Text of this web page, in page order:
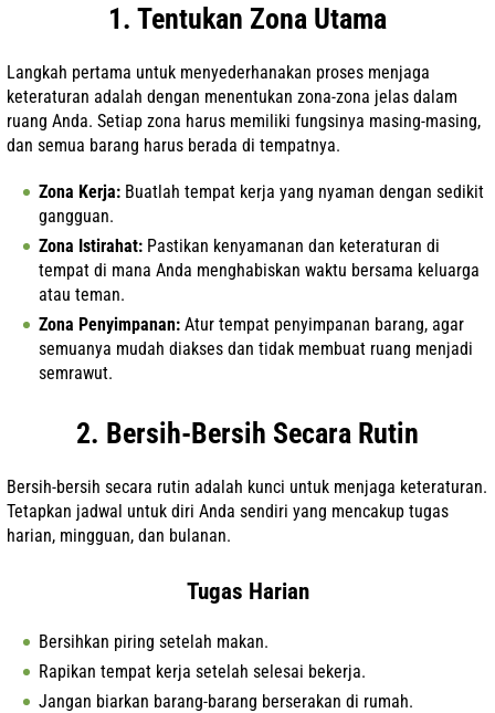
1. Tentukan Zona Utama
Langkah pertama untuk menyederhanakan proses menjaga
keteraturan adalah dengan menentukan zona-zona jelas dalam
ruang Anda. Setiap zona harus memiliki fungsinya masing-masing,
dan semua barang harus berada di tempatnya.
Zona Kerja: Buatlah tempat kerja yang nyaman dengan sedikit
gangguan.
Zona Istirahat: Pastikan kenyamanan dan keteraturan di
tempat di mana Anda menghabiskan waktu bersama keluarga
atau teman.
Zona Penyimpanan: Atur tempat penyimpanan barang, agar
semuanya mudah diakses dan tidak membuat ruang menjadi
semrawut.
2. Bersih-Bersih Secara Rutin
Bersih-bersih secara rutin adalah kunci untuk menjaga keteraturan.
Tetapkan jadwal untuk diri Anda sendiri yang mencakup tugas
harian, mingguan, dan bulanan.
Tugas Harian
Bersihkan piring setelah makan.
Rapikan tempat kerja setelah selesai bekerja.
Jangan biarkan barang-barang berserakan di rumah.